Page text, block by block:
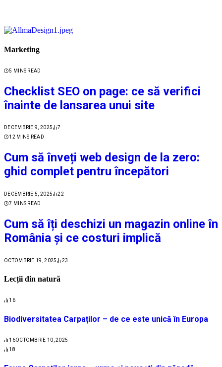
Marketing
5 MINS READ
Checklist SEO on page: ce să verifici
înainte de lansarea unui site
DECEMBRIE 9, 2025
7
12 MINS READ
Cum să înveți web design de la zero:
ghid complet pentru începători
DECEMBRIE 5, 2025
22
7 MINS READ
Cum să îți deschizi un magazin online în
România și ce costuri implică
OCTOMBRIE 19, 2025 23
Lecții din natură
16
Biodiversitatea Carpaților – de ce este unică în Europa
16OCTOMBRIE 10, 2025
18